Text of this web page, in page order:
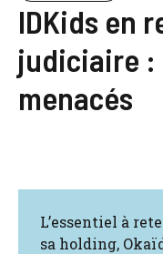
IDKids en
judiciaire :
menacés
L’essentiel à
sa holding,